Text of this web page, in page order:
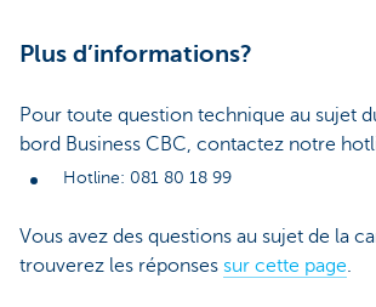
Plus d’informations?
Pour toute question technique au sujet
bord Business CBC, contactez notre
Hotline: 081 80 18 99
Vous avez des questions au sujet de la
trouverez les réponses sur cette page.